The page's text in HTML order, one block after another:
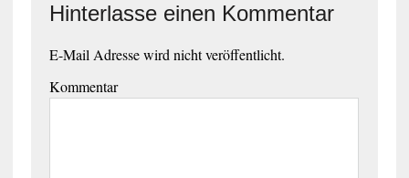
Hinterlasse einen Kommentar
E-Mail Adresse wird nicht veröffentlicht.
Kommentar